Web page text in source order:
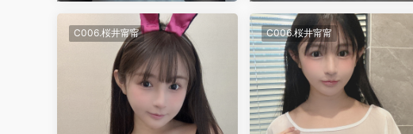
C006.桜井甯甯 C006.桜井甯甯